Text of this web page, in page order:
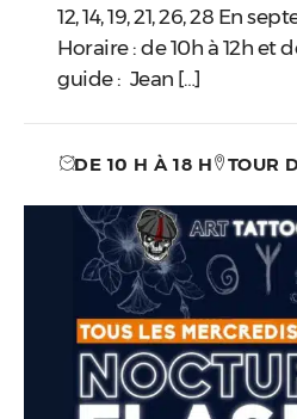
12, 14, 19, 21, 26, 28 En
Horaire : de 10h à 12h et
guide : Jean […]
DE 10 H À 18 H TOUR